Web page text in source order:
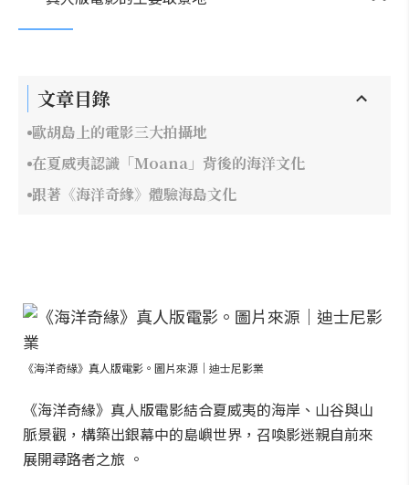
文章目錄
歐胡島上的電影三大拍攝地
在夏威夷認識「Moana」背後的海洋文化
跟著《海洋奇緣》體驗海島文化
《海洋奇緣》真人版電影。圖片來源｜迪士尼影業
《海洋奇緣》真人版電影結合夏威夷的海岸、山谷與山
脈景觀，構築出銀幕中的島嶼世界，召喚影迷親自前來
展開尋路者之旅 。